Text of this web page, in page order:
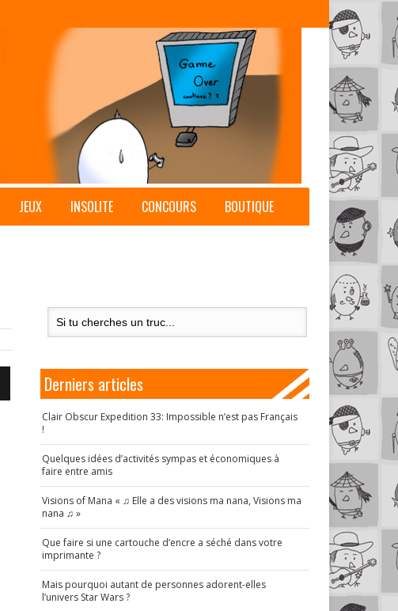
JEUX INSOLITE CONCOURS BOUTIQUE
Derniers articles
Clair Obscur Expedition 33: Impossible n’est pas Français
!
Quelques idées d’activités sympas et économiques à
faire entre amis
Visions of Mana « ♫ Elle a des visions ma nana, Visions ma
nana ♫ »
Que faire si une cartouche d’encre a séché dans votre
imprimante ?
Mais pourquoi autant de personnes adorent-elles
l’univers Star Wars ?